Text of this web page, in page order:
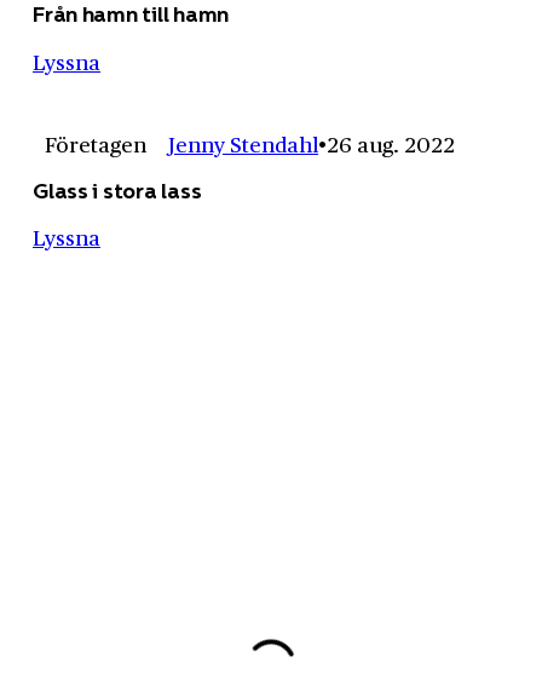
Från hamn till hamn
Lyssna
Företagen Jenny Stendahl 26 aug. 2022
Glass i stora lass
Lyssna